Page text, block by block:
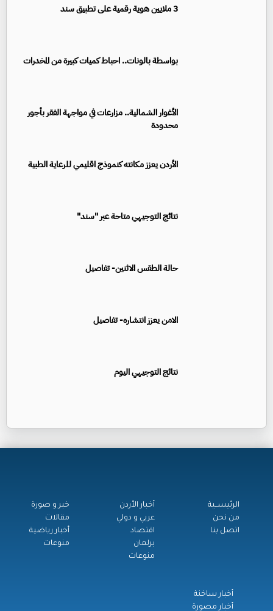
3 ملايين هوية رقمية على تطبيق سند
بواسطة بالونات.. احباط كميات كبيرة من المخدرات
الأغوار الشمالية.. مزارعات في مواجهة الفقر بأجور
محدودة
الأردن يعزز مكانته كنموذج اقليمي للرعاية الطبية
نتائج التوجيهي متاحة عبر "سند"
حالة الطقس الاثنين- تفاصيل
الامن يعزز انتشاره- تفاصيل
نتائج التوجيهي اليوم
الرئيســية
من نحن
اتصل بنا
أخبار الأردن
عربي و دولي
اقتصاد
برلمان
منوعات
خبر و صورة
مقالات
أخبار رياضية
منوعات
أخبار ساخنة
أخبار مصورة